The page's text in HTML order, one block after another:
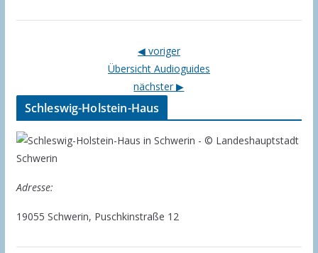
◀ voriger
Übersicht Audioguides
nächster ▶
Schleswig-Holstein-Haus
Adresse:
19055 Schwerin, Puschkinstraße 12